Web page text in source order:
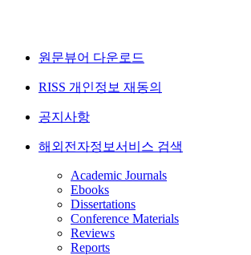
원문뷰어 다운로드
RISS 개인정보 재동의
공지사항
해외전자정보서비스 검색
Academic Journals
Ebooks
Dissertations
Conference Materials
Reviews
Reports